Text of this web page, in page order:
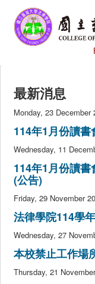
You
最新消息
Monday, 23 December
114年1月份讀
Wednesday, 11
114年1月份讀
(公告)
Friday, 29 November
法律學院114學
Wednesday, 27
本校禁止工作場
Thursday, 21